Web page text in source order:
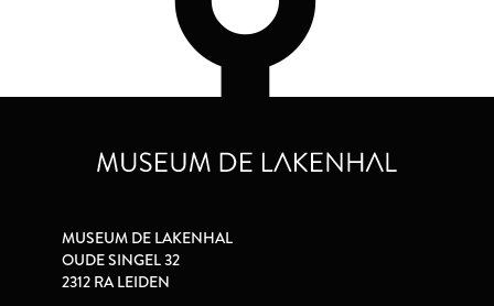
MUSEUM DE LAKENHAL
OUDE SINGEL 32
2312 RA LEIDEN